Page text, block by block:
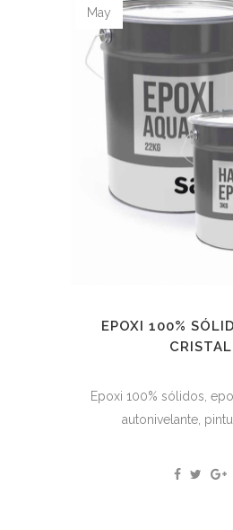
May
EPOXI 100%
Epoxi 100% sólidos,
autonivelante,